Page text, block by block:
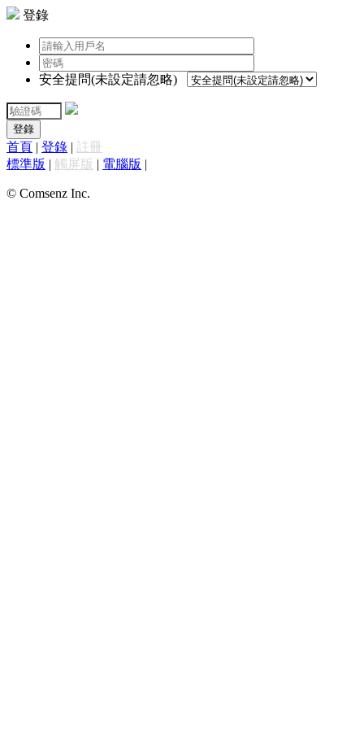
登錄
安全提問(未設定請忽略)
登錄
首頁 | 登錄 | 註冊
標準版 | 觸屏版 | 電腦版 |
© Comsenz Inc.